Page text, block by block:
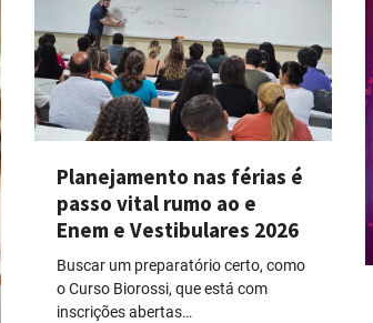
Planejamento nas férias é
passo vital rumo ao e
Enem e Vestibulares 2026
Buscar um preparatório certo, como
o Curso Biorossi, que está com
inscrições abertas…